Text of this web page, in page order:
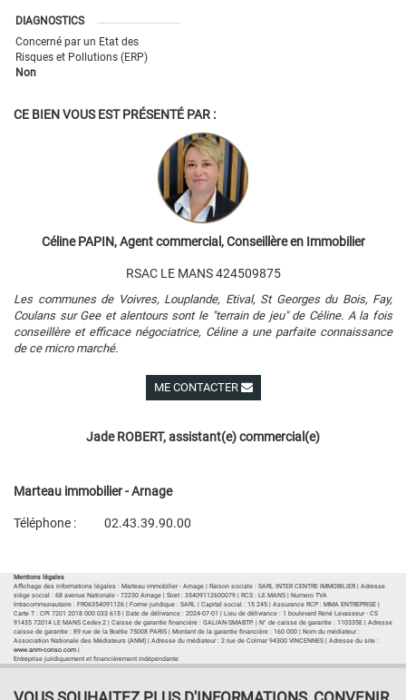
DIAGNOSTICS
Concerné par un Etat des
Risques et Pollutions (ERP)
Non
CE BIEN VOUS EST PRÉSENTÉ PAR :
Céline PAPIN, Agent commercial, Conseillère en Immobilier
RSAC LE MANS 424509875
Les communes de Voivres, Louplande, Etival, St Georges du Bois, Fay,
Coulans sur Gee et alentours sont le "terrain de jeu" de Céline. A la fois
conseillère et efficace négociatrice, Céline a une parfaite connaissance
de ce micro marché.
ME CONTACTER
Jade ROBERT, assistant(e) commercial(e)
Marteau immobilier - Arnage
Téléphone :
02.43.39.90.00
Mentions légales
Affichage des informations légales : Marteau immobilier - Arnage | Raison sociale : SARL INTER CENTRE IMMOBILIER | Adresse
siège social : 68 avenue Nationale - 72230 Arnage | Siret : 35409112600079 | RCS : LE MANS | Numero TVA
Intracommunautaire : FR06354091126 | Forme juridique : SARL | Capital social : 15 245 | Assurance RCP : MMA ENTREPRISE |
Carte T : CPI 7201 2018 000 033 615 | Date de délivrance : 2024-07-01 | Lieu de délivrance : 1 boulevard René Levasseur - CS
91435 72014 LE MANS Cedex 2 | Caisse de garantie financière : GALIAN-SMABTP. | N° de caisse de garantie : 110335E | Adresse
caisse de garantie : 89 rue de la Boétie 75008 PARIS | Montant de la garantie financière : 160 000 | Nom du médiateur :
Association Nationale des Médiateurs (ANM) | Adresse du médiateur : 2 rue de Colmar 94300 VINCENNES | Adresse du site :
www.anm-conso.com
Entreprise juridiquement et financièrement indépendante